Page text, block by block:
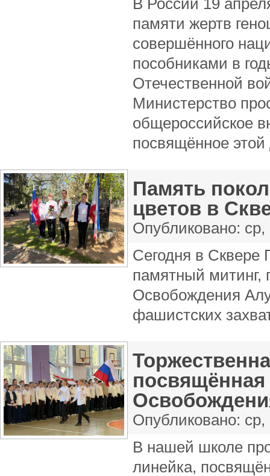
В России 19
памяти жертв
совершённого
пособниками в
Отечественной
Министерство
общероссийское
посвящённое этой
Память
цветов в
Опубликовано: ср,
Сегодня в Сквере
памятный
Освобождения
фашистских
Опубликовано: ср,
В нашей школе
линейка,